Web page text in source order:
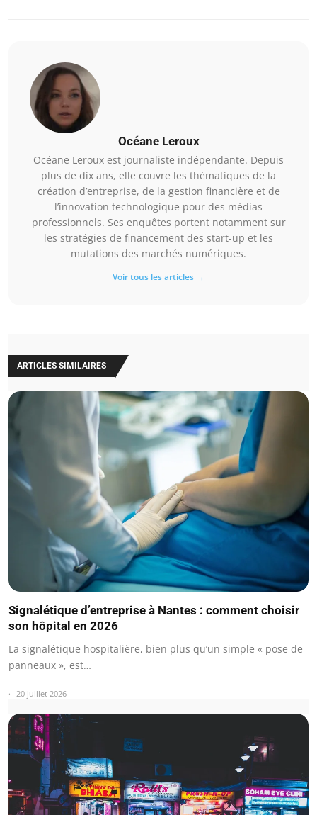
Océane Leroux
Océane Leroux est journaliste indépendante. Depuis
plus de dix ans, elle couvre les thématiques de la
création d’entreprise, de la gestion financière et de
l’innovation technologique pour des médias
professionnels. Ses enquêtes portent notamment sur
les stratégies de financement des start-up et les
mutations des marchés numériques.
Voir tous les articles →
ARTICLES SIMILAIRES
Signalétique d’entreprise à Nantes : comment choisir
son hôpital en 2026
La signalétique hospitalière, bien plus qu’un simple « pose de
panneaux », est…
20 juillet 2026